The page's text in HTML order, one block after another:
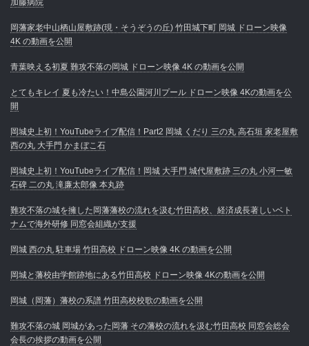
岡藩家老中山栖山屋敷跡(現・そうぞうの丘) 竹田城下町 岡城 ドローン映像
4K の動画を公開
青葉映える初夏 難攻不落の岡城 ドローン映像 4K の動画を公開
とてもキレイ 夏も冷たい！中島公園河川プール ドローン映像 4Kの動画を公
開
岡城史上初！YouTubeライブ配信！Part2 岡城 くだり 三の丸 高石垣 家老屋敷
西の丸 大手門 かまぼこ石
岡城史上初！YouTubeライブ配信！岡城 大手門 城代屋敷跡 三の丸 小河一敏
石碑 二の丸 滝廉太郎像 本丸跡
難攻不落の城を擁した岡藩藩校の流れを汲む竹田高校、経済成長著しいベト
ナムで海外研修 同窓会組織が支援
岡城 西の丸 駐車場 竹田高校 ドローン映像 4K の動画を公開
岡城と藩校由学館跡地にある竹田高校 ドローン映像 4Kの動画を公開
岡城（岡藩）藩校の系譜 竹田高校校歌の動画を公開
難攻不落の城 岡城があった岡藩 その藩校の流れを汲む竹田高校 同窓会総会
会長の挨拶の動画を公開